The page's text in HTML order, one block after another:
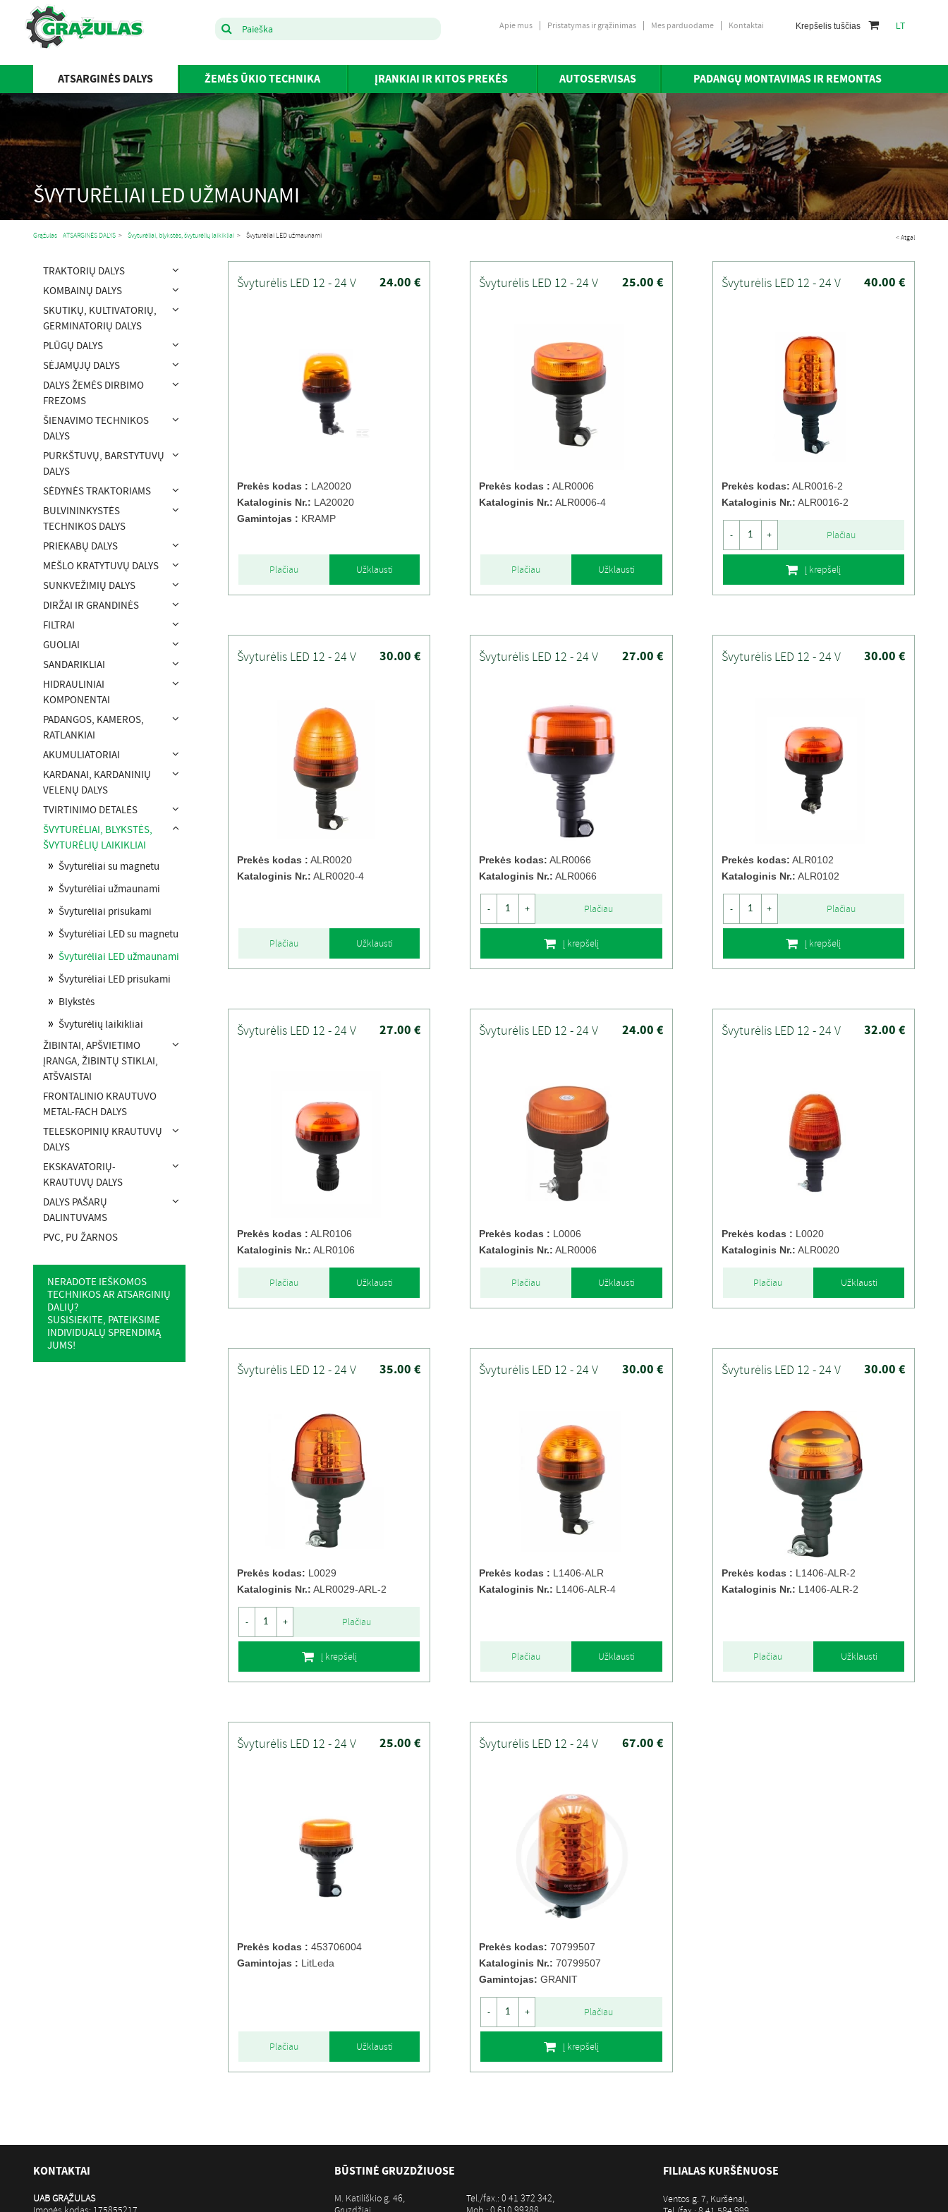
LT
Krepšelis tuščias
Apie mus Pristatymas ir grąžinimas Mes parduodame Kontaktai
ATSARGINĖS DALYS ŽEMĖS ŪKIO TECHNIKA ĮRANKIAI IR KITOS PREKĖS AUTOSERVISAS PADANGŲ MONTAVIMAS IR REMONTAS
ŠVYTURĖLIAI LED UŽMAUNAMI
Grąžulas ATSARGINĖS DALYS > Švyturėliai, blykstės, švyturėlių laikikliai > Švyturėliai LED užmaunami < Atgal
TRAKTORIŲ DALYS
KOMBAINŲ DALYS
SKUTIKŲ, KULTIVATORIŲ,
GERMINATORIŲ DALYS
PLŪGŲ DALYS
SĖJAMŲJŲ DALYS
DALYS ŽEMĖS DIRBIMO
FREZOMS
ŠIENAVIMO TECHNIKOS
DALYS
PURKŠTUVŲ, BARSTYTUVŲ
DALYS
SĖDYNĖS TRAKTORIAMS
BULVININKYSTĖS
TECHNIKOS DALYS
PRIEKABŲ DALYS
MĖŠLO KRATYTUVŲ DALYS
SUNKVEŽIMIŲ DALYS
DIRŽAI IR GRANDINĖS
FILTRAI
GUOLIAI
SANDARIKLIAI
HIDRAULINIAI
KOMPONENTAI
PADANGOS, KAMEROS,
RATLANKIAI
AKUMULIATORIAI
KARDANAI, KARDANINIŲ
VELENŲ DALYS
TVIRTINIMO DETALĖS
ŠVYTURĖLIAI, BLYKSTĖS,
ŠVYTURĖLIŲ LAIKIKLIAI
Švyturėliai su magnetu
Švyturėliai užmaunami
Švyturėliai prisukami
Švyturėliai LED su magnetu
Švyturėliai LED užmaunami
Švyturėliai LED prisukami
Blykstės
Švyturėlių laikikliai
ŽIBINTAI, APŠVIETIMO
ĮRANGA, ŽIBINTŲ STIKLAI,
ATŠVAISTAI
FRONTALINIO KRAUTUVO
METAL-FACH DALYS
TELESKOPINIŲ KRAUTUVŲ
DALYS
EKSKAVATORIŲ-
KRAUTUVŲ DALYS
DALYS PAŠARŲ
DALINTUVAMS
PVC, PU ŽARNOS
NERADOTE IEŠKOMOS
TECHNIKOS AR ATSARGINIŲ
DALIŲ?
SUSISIEKITE, PATEIKSIME
INDIVIDUALŲ SPRENDIMĄ
JUMS!
24.00 €
Švyturėlis LED 12 - 24 V
Prekės kodas : LA20020
Kataloginis Nr.: LA20020
Gamintojas : KRAMP
Plačiau Užklausti
25.00 €
Švyturėlis LED 12 - 24 V
Prekės kodas : ALR0006
Kataloginis Nr.: ALR0006-4
Plačiau Užklausti
40.00 €
Švyturėlis LED 12 - 24 V
Prekės kodas: ALR0016-2
Kataloginis Nr.: ALR0016-2
- + Plačiau
Į krepšelį
30.00 €
Švyturėlis LED 12 - 24 V
Prekės kodas : ALR0020
Kataloginis Nr.: ALR0020-4
Plačiau Užklausti
27.00 €
Švyturėlis LED 12 - 24 V
Prekės kodas: ALR0066
Kataloginis Nr.: ALR0066
- + Plačiau
Į krepšelį
30.00 €
Švyturėlis LED 12 - 24 V
Prekės kodas: ALR0102
Kataloginis Nr.: ALR0102
- + Plačiau
Į krepšelį
27.00 €
Švyturėlis LED 12 - 24 V
Prekės kodas : ALR0106
Kataloginis Nr.: ALR0106
Plačiau Užklausti
24.00 €
Švyturėlis LED 12 - 24 V
Prekės kodas : L0006
Kataloginis Nr.: ALR0006
Plačiau Užklausti
32.00 €
Švyturėlis LED 12 - 24 V
Prekės kodas : L0020
Kataloginis Nr.: ALR0020
Plačiau Užklausti
35.00 €
Švyturėlis LED 12 - 24 V
Prekės kodas: L0029
Kataloginis Nr.: ALR0029-ARL-2
- + Plačiau
Į krepšelį
30.00 €
Švyturėlis LED 12 - 24 V
Prekės kodas : L1406-ALR
Kataloginis Nr.: L1406-ALR-4
Plačiau Užklausti
30.00 €
Švyturėlis LED 12 - 24 V
Prekės kodas : L1406-ALR-2
Kataloginis Nr.: L1406-ALR-2
Plačiau Užklausti
25.00 €
Švyturėlis LED 12 - 24 V
Prekės kodas : 453706004
Gamintojas : LitLeda
Plačiau Užklausti
67.00 €
Švyturėlis LED 12 - 24 V
Prekės kodas: 70799507
Kataloginis Nr.: 70799507
Gamintojas: GRANIT
- + Plačiau
Į krepšelį
KONTAKTAI
UAB GRĄŽULAS
BŪSTINĖ GRUZDŽIUOSE
M. Katiliškio g. 46,
Tel./fax.: 0 41 372 342,
FILIALAS KURŠĖNUOSE
Ventos g. 7, Kuršėnai,